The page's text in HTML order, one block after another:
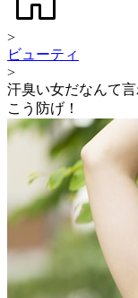
>
ビューティ
>
汗臭い女だなんて
こう防げ！